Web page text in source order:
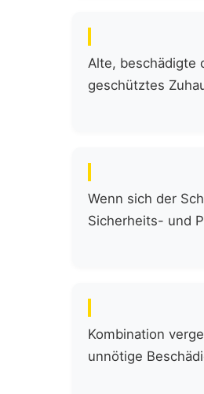
Alte, beschädigte
geschütztes
Wenn sich der
Sicherheits- und
Kombination
unnötige